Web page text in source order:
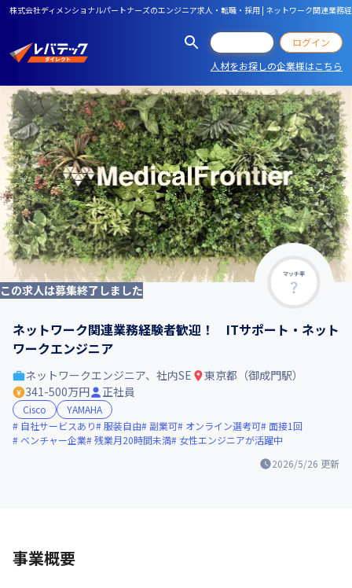
株式会社ディメンショナルパートナーズのエンジニア求人・転職・採用 | ネットワーク関連業
ログイン
人材をお探しの企業様はこちら
マッチ率
この求人は募集終了しました
ネットワーク関連業務経験者歓迎！ ITサポート・ネット
ワークエンジニア
2026/5/26 更新
ネットワークエンジニア、社内SE
東京都（御成門駅）
341-500万円
正社員
Cisco
YAMAHA
自社サービスあり
服装自由 副業可 オンライン選考可
面接1回
ベンチャー企業 残業月20時間未満 女性エンジニアが活躍中
事業概要